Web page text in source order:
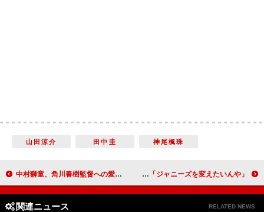
山田涼介 田中圭 神尾楓珠
中村獅童、角川春樹監督への愛を語る 「うちの息子の名前は“はるき”ですから」 河合郁人「ジャニーズ初のＮＧなしアイドルになりたい」 松本人志「ジャニーズを変えたいんや」
関連ニュース RELATED NEWS